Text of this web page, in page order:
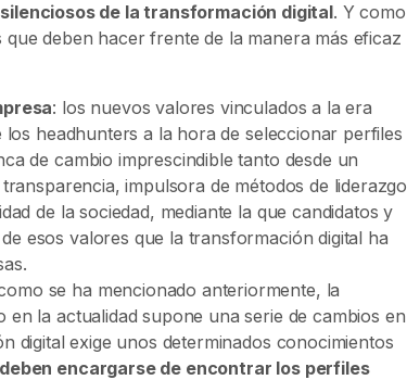
de la transformación digital. Y como
deben hacer frente de la manera más eficaz
: los nuevos valores vinculados a la era
headhunters a la hora de seleccionar perfiles
de cambio imprescindible tanto desde un
impulsora de métodos de liderazgo
de la sociedad, mediante la que candidatos y
esos valores que la transformación digital ha
se ha mencionado anteriormente, la
la actualidad supone una serie de cambios en
digital exige unos determinados conocimientos
encargarse de encontrar los perfiles